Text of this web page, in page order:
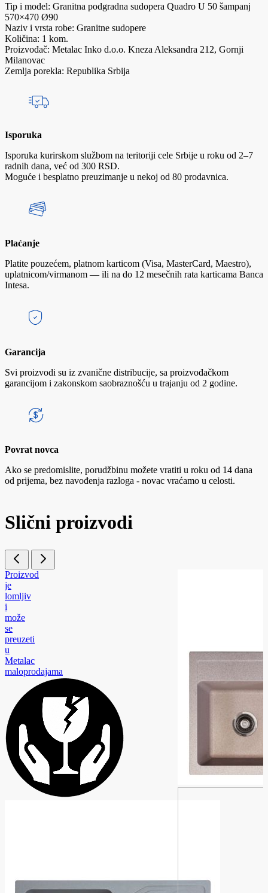
Tip i model: Granitna podgradna sudopera Quadro U 50 šampanj
570×470 Ø90
Naziv i vrsta robe: Granitne sudopere
Količina: 1 kom.
Proizvođač: Metalac Inko d.o.o. Kneza Aleksandra 212, Gornji
Milanovac
Zemlja porekla: Republika Srbija
Isporuka
Isporuka kurirskom službom na teritoriji cele Srbije u roku od 2–7
radnih dana, već od 300 RSD.
Moguće i besplatno preuzimanje u nekoj od 80 prodavnica.
Plaćanje
Platite pouzećem, platnom karticom (Visa, MasterCard, Maestro),
uplatnicom/virmanom — ili na do 12 mesečnih rata karticama Banca
Intesa.
Garancija
Svi proizvodi su iz zvanične distribucije, sa proizvođačkom
garancijom i zakonskom saobraznošću u trajanju od 2 godine.
Povrat novca
Ako se predomislite, porudžbinu možete vratiti u roku od 14 dana
od prijema, bez navođenja razloga - novac vraćamo u celosti.
Slični proizvodi
Proizvod
je
lomljiv
i
može
se
preuzeti
u
Metalac
maloprodajama